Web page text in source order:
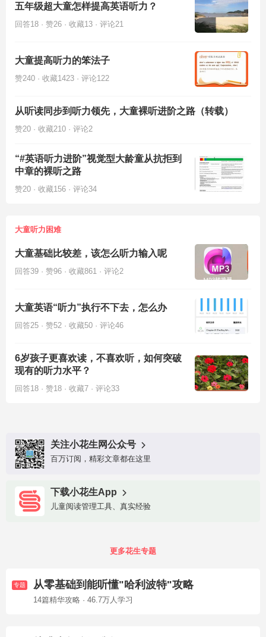
五年级超大童怎样提高英语听力？
回答18 · 赞26 · 收藏13 · 评论21
大童提高听力的笨法子
赞240 · 收藏1423 · 评论122
从听读同步到听力领先，大童裸听进阶之路（转载）
赞20 · 收藏210 · 评论2
“#英语听力进阶”视觉型大龄童从抗拒到
中章的裸听之路
赞20 · 收藏156 · 评论34
大童听力困难
大童基础比较差，该怎么听力输入呢
回答39 · 赞96 · 收藏861 · 评论2
大童英语“听力”执行不下去，怎么办
回答25 · 赞52 · 收藏50 · 评论46
6岁孩子更喜欢读，不喜欢听，如何突破
现有的听力水平？
回答18 · 赞18 · 收藏7 · 评论33
关注小花生网公众号
百万订阅，精彩文章都在这里
下载小花生App
儿童阅读管理工具、真实经验
更多花生专题
专题 从零基础到能听懂"哈利波特"攻略
14篇精华攻略 · 46.7万人学习